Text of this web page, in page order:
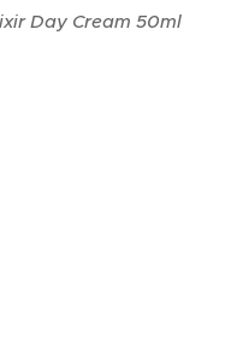
Day Cream 50ml